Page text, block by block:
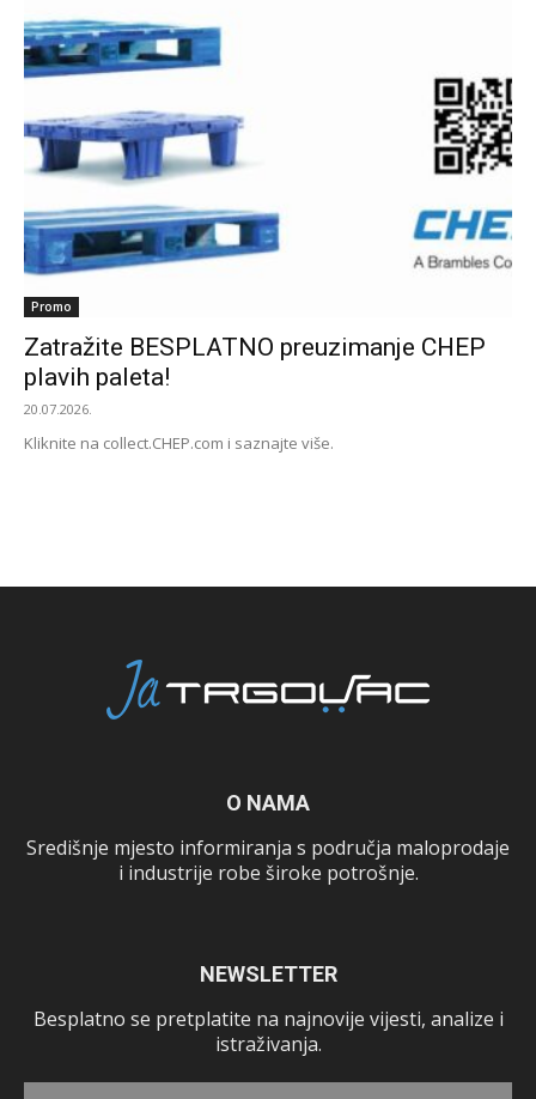
Promo
Zatražite BESPLATNO preuzimanje CHEP
plavih paleta!
20.07.2026.
Kliknite na collect.CHEP.com i saznajte više.
O NAMA
Središnje mjesto informiranja s područja maloprodaje
i industrije robe široke potrošnje.
NEWSLETTER
Besplatno se pretplatite na najnovije vijesti, analize i
istraživanja.